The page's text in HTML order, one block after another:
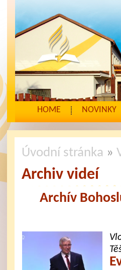
HOME NOVINKY
Úvodní stránka »
Archiv videí
Archív